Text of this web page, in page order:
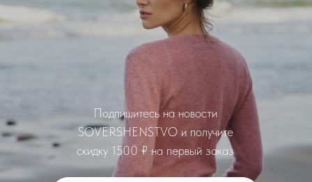
Подпишитеcь на новости
SOVERSHENSTVO и получите
скидку 1500 ₽ на первый заказ